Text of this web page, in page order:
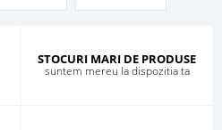
STOCURI MARI DE PRODUSE
suntem mereu la dispozitia ta